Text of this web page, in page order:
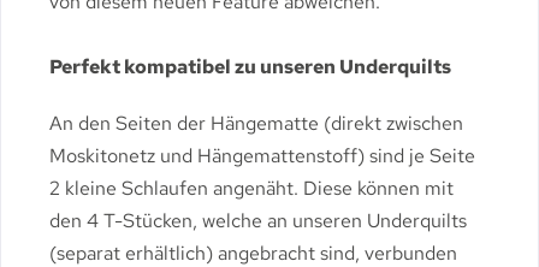
Perfekt kompatibel zu unseren Underquilts
An den Seiten der Hängematte (direkt zwischen
Moskitonetz und Hängemattenstoff) sind je Seite
2 kleine Schlaufen angenäht. Diese können mit
den 4 T-Stücken, welche an unseren Underquilts
(separat erhältlich) angebracht sind, verbunden